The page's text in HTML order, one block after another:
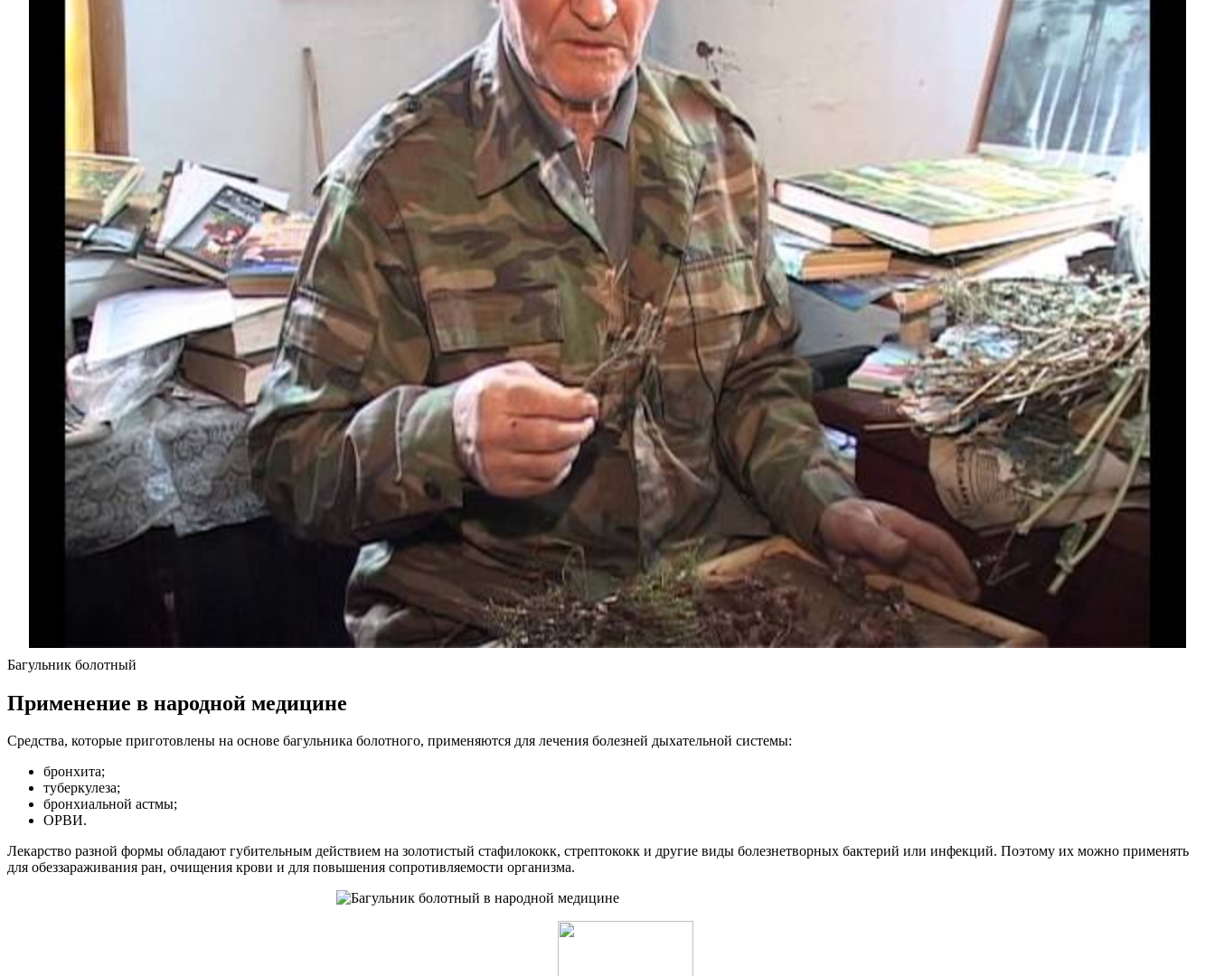
Багульник болотный
Применение в народной медицине
Средства, которые приготовлены на основе багульника болотного, применяются для лечения болезней дыхательной системы:
бронхита;
туберкулеза;
бронхиальной астмы;
ОРВИ.
Лекарство разной формы обладают губительным действием на золотистый стафилококк, стрептококк и другие виды болезнетворных бактерий или инфекций. Поэтому их можно применять
для обеззараживания ран, очищения крови и для повышения сопротивляемости организма.